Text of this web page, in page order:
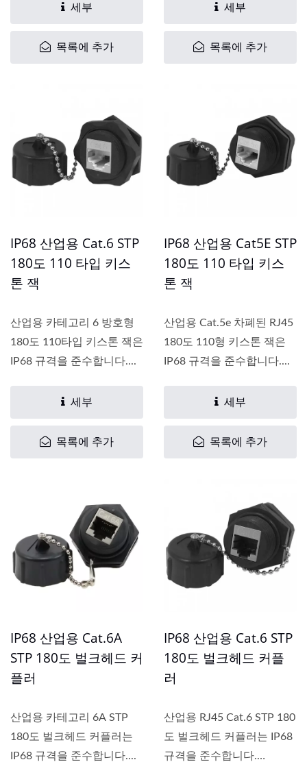
세부
목록에 추가
세부
목록에 추가
IP68 산업용 Cat.6 STP
180도 110 타입 키스
톤 잭
산업용 카테고리 6 방호형
180도 110타입 키스톤 잭은
IP68 규격을 준수합니다....
세부
목록에 추가
IP68 산업용 Cat5E STP
180도 110 타입 키스
톤 잭
산업용 Cat.5e 차폐된 RJ45
180도 110형 키스톤 잭은
IP68 규격을 준수합니다....
세부
목록에 추가
IP68 산업용 Cat.6A
STP 180도 벌크헤드 커
플러
산업용 카테고리 6A STP
180도 벌크헤드 커플러는
IP68 규격을 준수합니다....
IP68 산업용 Cat.6 STP
180도 벌크헤드 커플
러
산업용 RJ45 Cat.6 STP 180
도 벌크헤드 커플러는 IP68
규격을 준수합니다.